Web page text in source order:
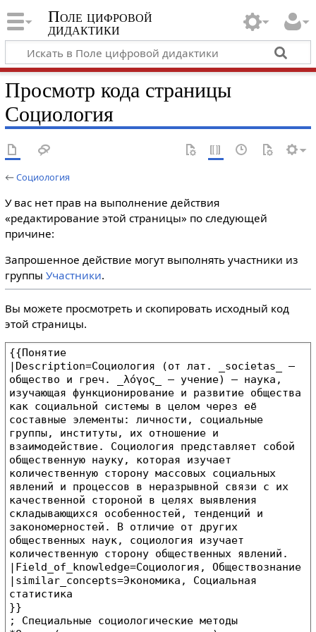
Поле цифровой
дидактики
Просмотр кода страницы
Социология
←Социология
У вас нет прав на выполнение действия
«редактирование этой страницы» по следующей
причине:
Запрошенное действие могут выполнять участники из
группы Участники.
Вы можете просмотреть и скопировать исходный код
этой страницы.